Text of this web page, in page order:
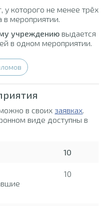
у которого не менее трёх
в мероприятии.
учреждению выдается
в одном мероприятии.
в своих заявках.
виде доступны в
10
10